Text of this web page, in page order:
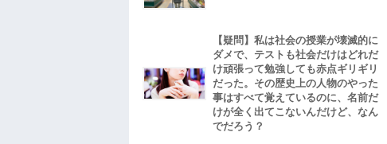
【疑問】私は社会の授業が壊滅的に
ダメで、テストも社会だけはどれだ
け頑張って勉強しても赤点ギリギリ
だった。その歴史上の人物のやった
事はすべて覚えているのに、名前だ
けが全く出てこないんだけど、なん
でだろう？